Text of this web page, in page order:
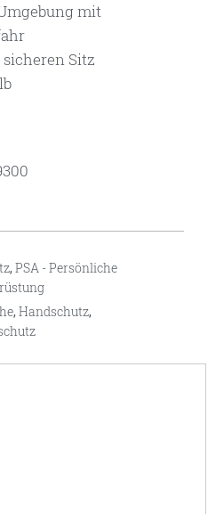
mit
Sitz
,PSA - Persönliche
,Handschutz,